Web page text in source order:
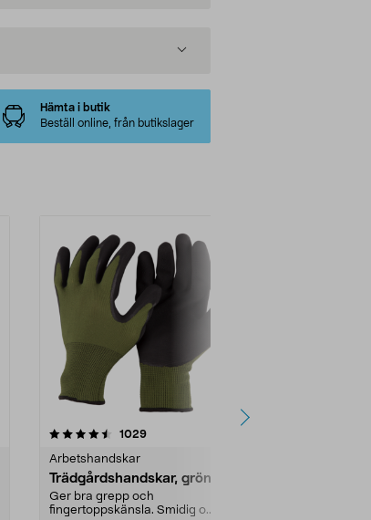
Hämta i butik
Beställ online, från butikslager
1029recensioner
Arbetshandskar
Trädgårdshandskar, gröna
Ger bra grepp och
fingertoppskänsla. Smidig o...
4.0 av 5 stjärnor